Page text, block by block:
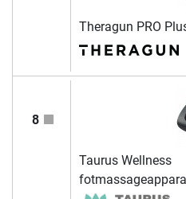
Theragun PRO
8
Taurus Wellness